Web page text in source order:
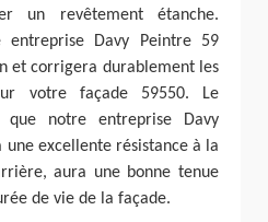
un revêtement étanche.
entreprise Davy Peintre 59
et corrigera durablement les
votre façade 59550. Le
que notre entreprise Davy
une excellente résistance à la
aura une bonne tenue
de vie de la façade.